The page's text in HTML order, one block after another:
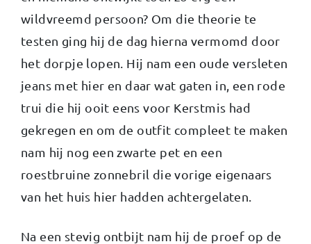
wildvreemd persoon? Om die theorie te
testen ging hij de dag hierna vermomd door
het dorpje lopen. Hij nam een oude versleten
jeans met hier en daar wat gaten in, een rode
trui die hij ooit eens voor Kerstmis had
gekregen en om de outfit compleet te maken
nam hij nog een zwarte pet en een
roestbruine zonnebril die vorige eigenaars
van het huis hier hadden achtergelaten.
Na een stevig ontbijt nam hij de proef op de